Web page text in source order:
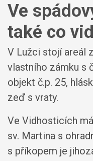
Ve
také co
V Lužci stojí areál
vlastního zámku s
objekt č.p. 25,
zeď s vraty.
Ve Vidhosticích
sv. Martina s
s příkopem je